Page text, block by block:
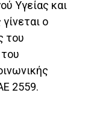
Υγείας και
ο
του
2559.